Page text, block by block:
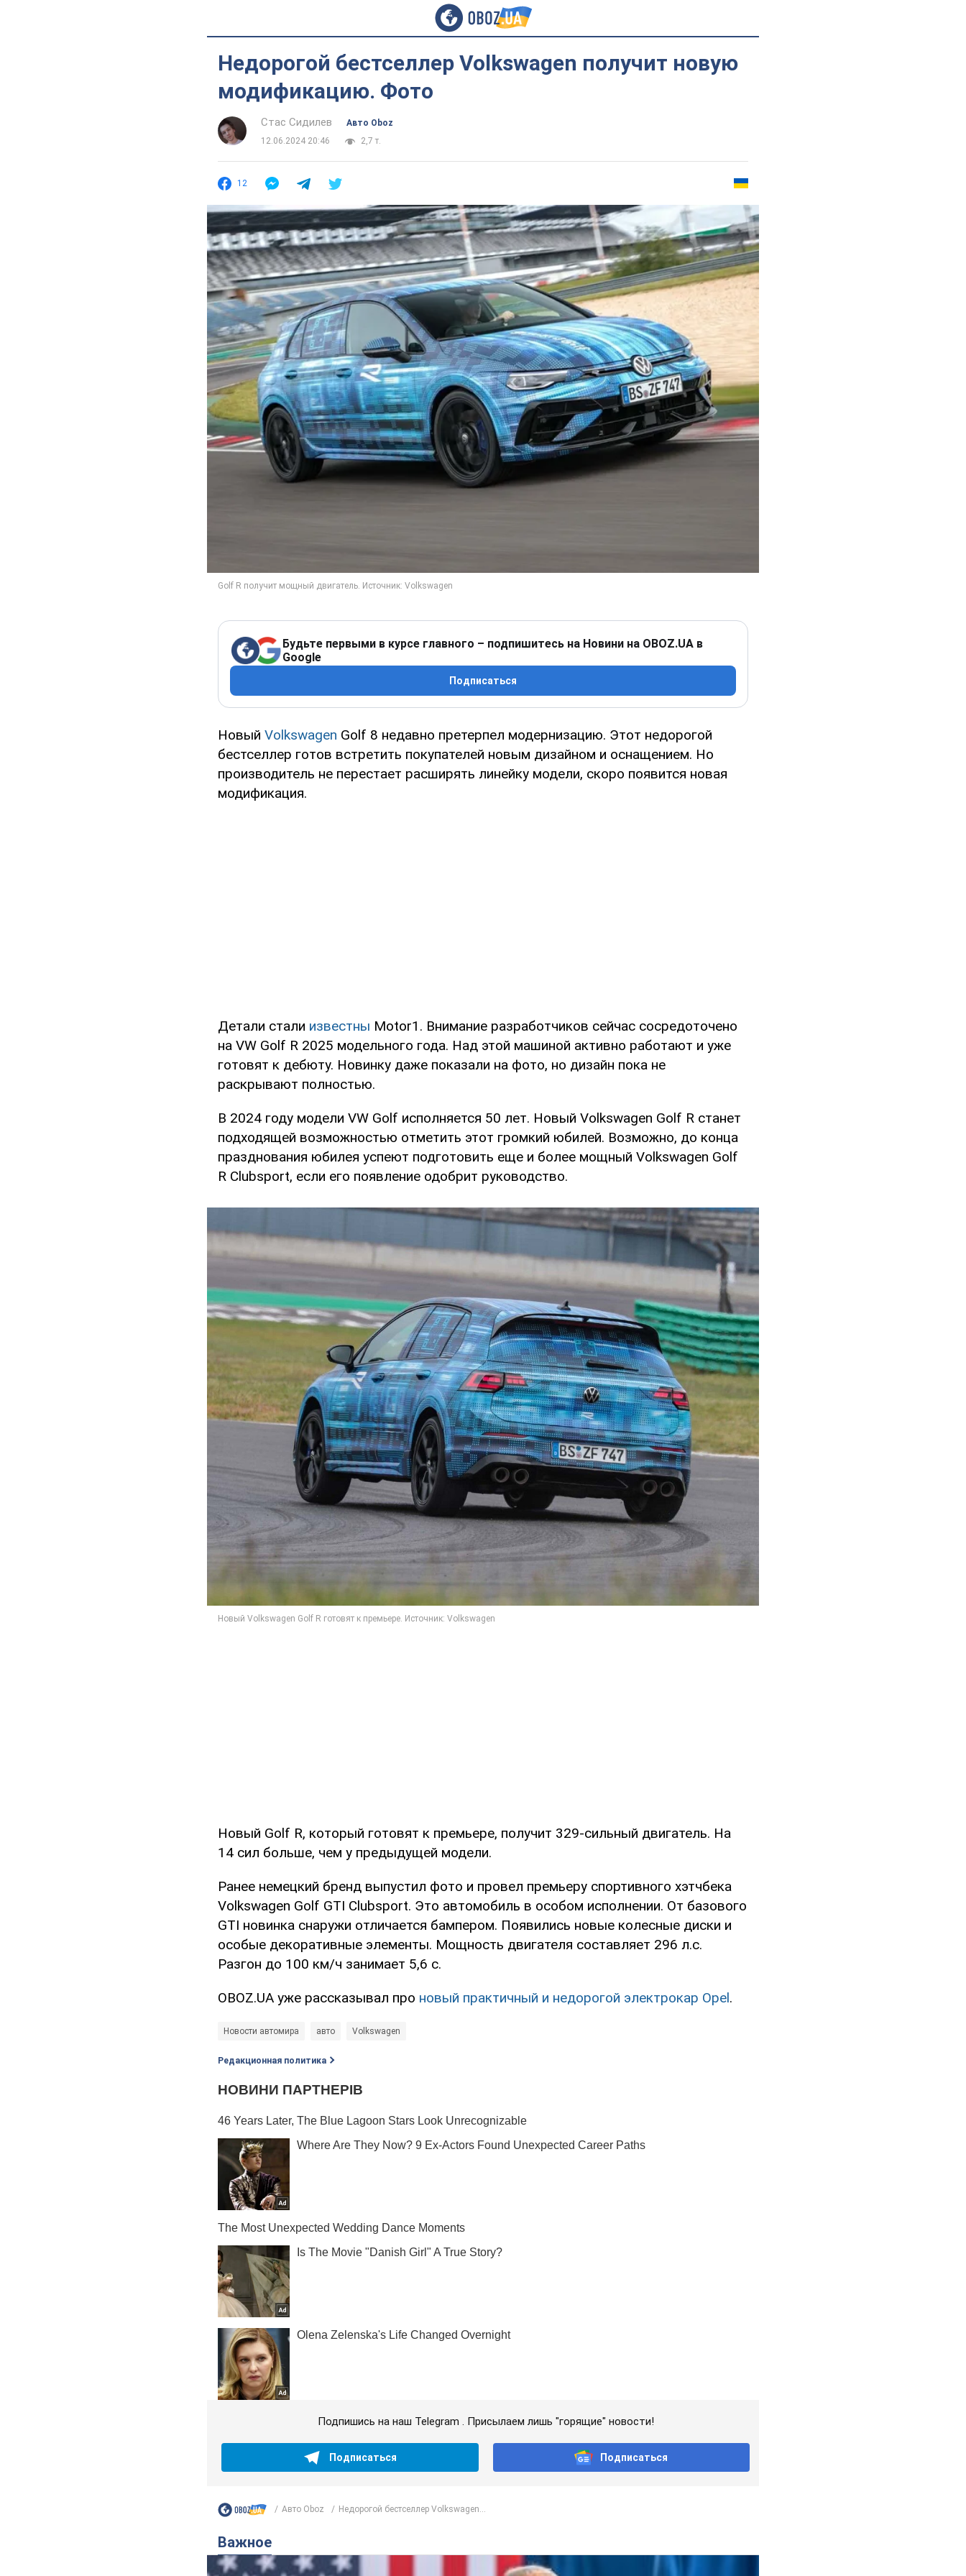
Недорогой бестселлер Volkswagen получит новую
модификацию. Фото
Стас Сидилев
Авто Oboz
12.06.2024 20:46
2,7 т.
12
Будьте первыми в курсе главного – подпишитесь на Новини на OBOZ.UA в
Google
Подписаться
Новый Volkswagen Golf 8 недавно претерпел модернизацию. Этот недорогой
бестселлер готов встретить покупателей новым дизайном и оснащением. Но
производитель не перестает расширять линейку модели, скоро появится новая
модификация.
Детали стали известны Motor1. Внимание разработчиков сейчас сосредоточено
на VW Golf R 2025 модельного года. Над этой машиной активно работают и уже
готовят к дебюту. Новинку даже показали на фото, но дизайн пока не
раскрывают полностью.
В 2024 году модели VW Golf исполняется 50 лет. Новый Volkswagen Golf R станет
подходящей возможностью отметить этот громкий юбилей. Возможно, до конца
празднования юбилея успеют подготовить еще и более мощный Volkswagen Golf
R Clubsport, если его появление одобрит руководство.
Новый Golf R, который готовят к премьере, получит 329-сильный двигатель. На
14 сил больше, чем у предыдущей модели.
Ранее немецкий бренд выпустил фото и провел премьеру спортивного хэтчбека
Volkswagen Golf GTI Clubsport. Это автомобиль в особом исполнении. От базового
GTI новинка снаружи отличается бампером. Появились новые колесные диски и
особые декоративные элементы. Мощность двигателя составляет 296 л.с.
Разгон до 100 км/ч занимает 5,6 с.
OBOZ.UA уже рассказывал про новый практичный и недорогой электрокар Opel.
Новости автомира авто Volkswagen
Редакционная политика
Подпишись на наш Telegram . Присылаем лишь "горящие" новости!
Подписаться Подписаться
Авто Oboz Недорогой бестселлер Volkswagen...
Важное